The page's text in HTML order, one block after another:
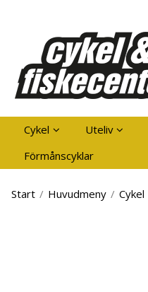
Cykel Uteliv
Förmånscyklar
Start / Huvudmeny / Cykel